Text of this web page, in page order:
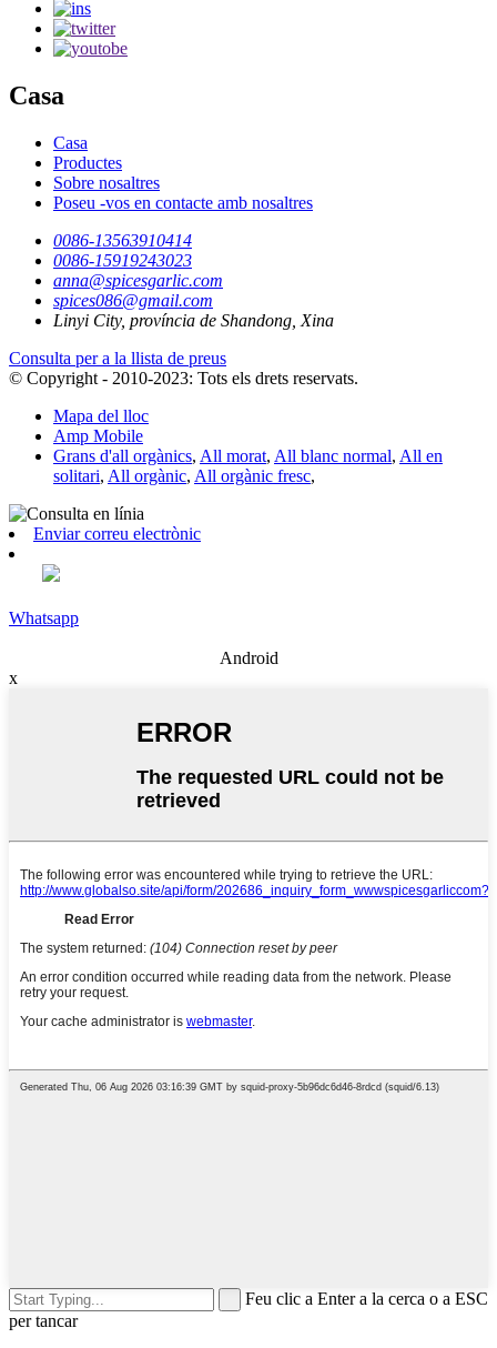
Casa
Casa
Productes
Sobre nosaltres
Poseu -vos en contacte amb nosaltres
0086-13563910414
0086-15919243023
anna@spicesgarlic.com
spices086@gmail.com
Linyi City, província de Shandong, Xina
Consulta per a la llista de preus
© Copyright - 2010-2023: Tots els drets reservats.
Mapa del lloc
Amp Mobile
Grans d'all orgànics, All morat, All blanc normal, All en
solitari, All orgànic, All orgànic fresc,
Enviar correu electrònic
Whatsapp
Android
x
Feu clic a Enter a la cerca o a ESC
per tancar